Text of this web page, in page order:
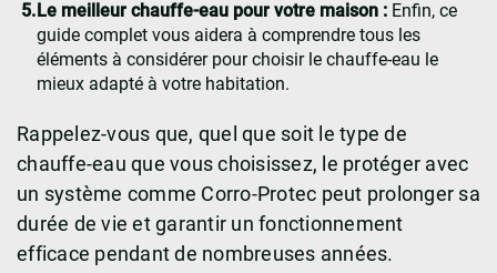
Le meilleur chauffe-eau pour votre maison : Enfin, ce
guide complet vous aidera à comprendre tous les
éléments à considérer pour choisir le chauffe-eau le
mieux adapté à votre habitation.
Rappelez-vous que, quel que soit le type de
chauffe-eau que vous choisissez, le protéger avec
un système comme Corro-Protec peut prolonger sa
durée de vie et garantir un fonctionnement
efficace pendant de nombreuses années.